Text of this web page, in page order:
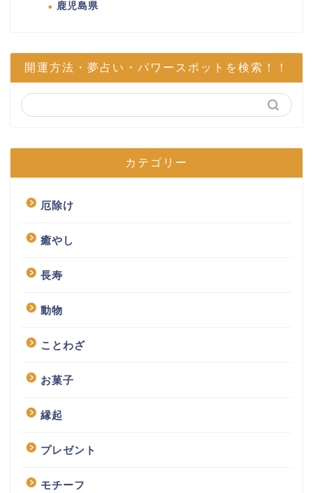
鹿児島県
開運方法・夢占い・パワースポットを検索！！
カテゴリー
厄除け
癒やし
長寿
動物
ことわざ
お菓子
縁起
プレゼント
モチーフ